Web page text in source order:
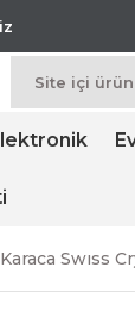
Karaca Swıss